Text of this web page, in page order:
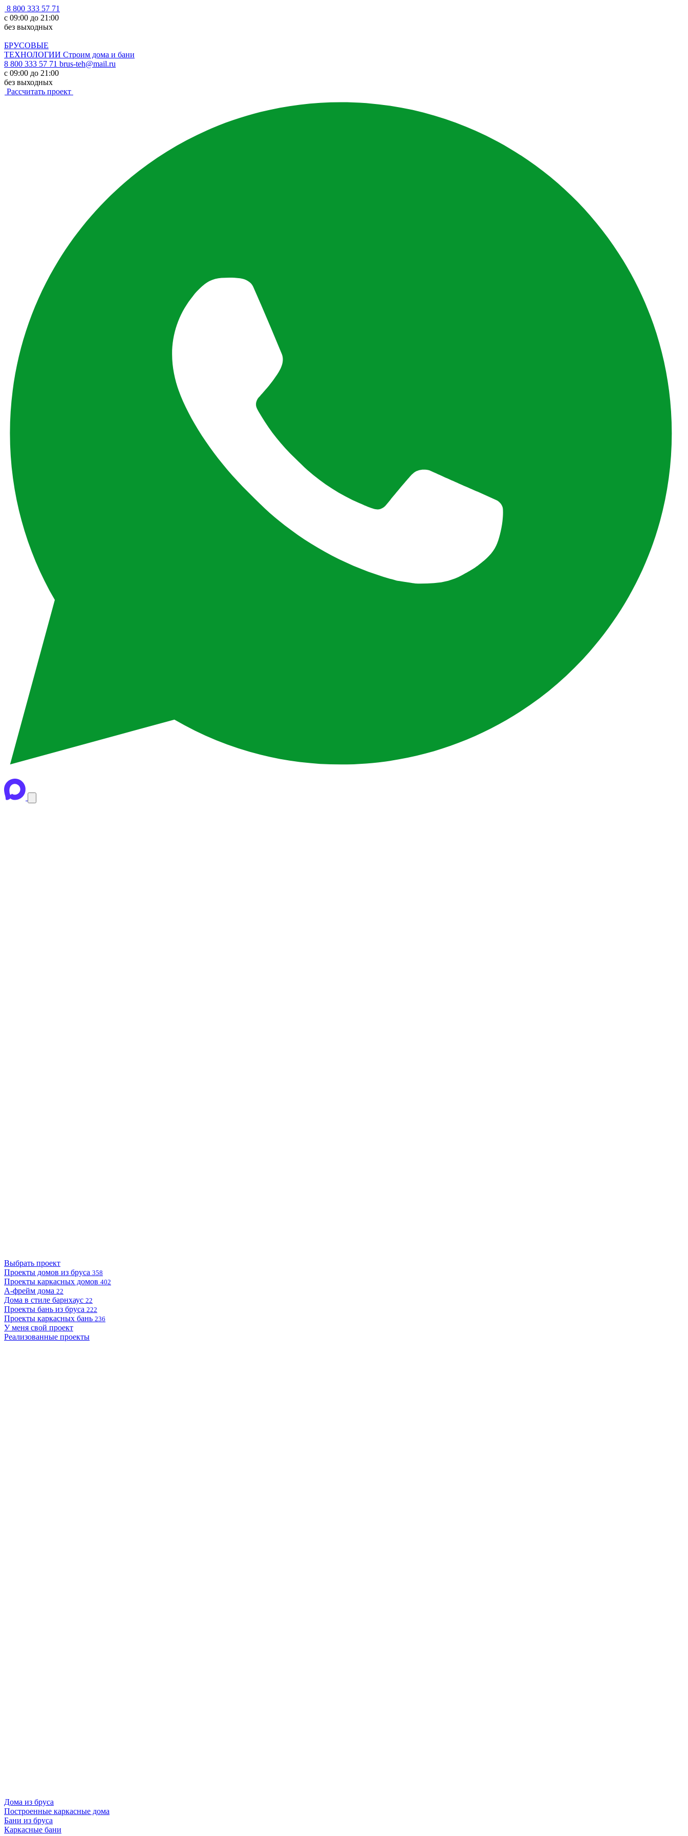
8 800 333 57 71
с 09:00 до 21:00
без выходных
БРУСОВЫЕ
ТЕХНОЛОГИИ Строим дома и бани
8 800 333 57 71 brus-teh@mail.ru
с 09:00 до 21:00
без выходных
Рассчитать проект
Выбрать проект
Проекты домов из бруса 358
Проекты каркасных домов 402
А-фрейм дома 22
Дома в стиле барнхаус 22
Проекты бань из бруса 222
Проекты каркасных бань 236
У меня свой проект
Реализованные проекты
Дома из бруса
Построенные каркасные дома
Бани из бруса
Каркасные бани